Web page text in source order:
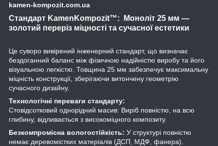
kamen-kompozit.com.ua
Стандарт KamenKompozit™: Моноліт 25 мм —
золотий переріз міцності та сучасної естетики
Це суворо вивірений інженерний стандарт, що визначає
бездоганний баланс між фізичною надійністю виробу та його
візуальною легкістю. Товщина 25 мм забезпечує максимальну
міцність конструкції, зберігаючи витончену геометрію
сучасного дизайну.
Технологічні переваги стандарту:
Стовідсотковий однорідний масив: Виріб повністю, на всю
глибину, відливається з високоміцного композиту.
Безкомпромісна вологостійкість: У структурі повністю
немає деревомістких матеріалів (ДСП, МДФ, фанера).